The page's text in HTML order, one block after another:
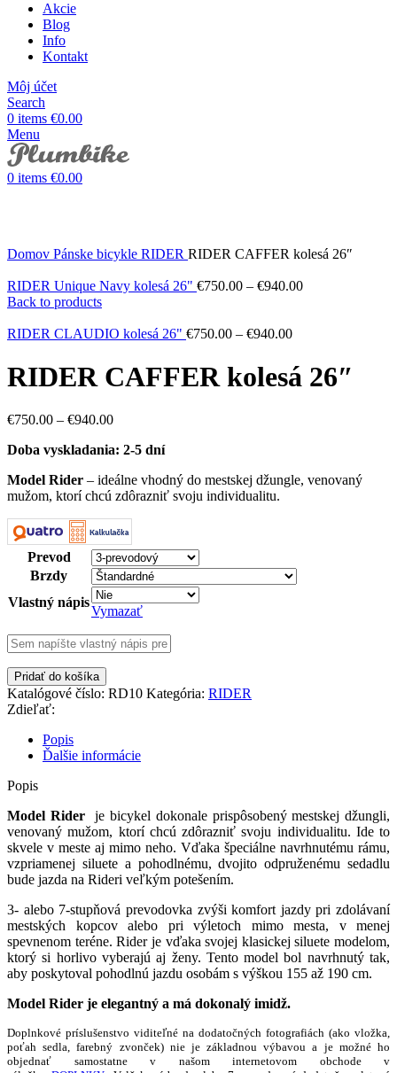
Akcie
Blog
Info
Kontakt
Môj účet
Search
0 items €0.00
Menu
0 items €0.00
Domov Pánske bicykle RIDER RIDER CAFFER kolesá 26″
RIDER Unique Navy kolesá 26" €750.00 – €940.00
Back to products
RIDER CLAUDIO kolesá 26" €750.00 – €940.00
RIDER CAFFER kolesá 26″
€750.00 – €940.00
Doba vyskladania: 2-5 dní
Model Rider – ideálne vhodný do mestskej džungle, venovaný
mužom, ktorí chcú zdôrazniť svoju individualitu.
Prevod
Brzdy
Vlastný nápis
Vymazať
množstvo
RIDER
CAFFER
Pridať do košíka
Katalógové číslo: RD10 Kategória: RIDER
Zdieľať:
Popis
Ďalšie informácie
Popis
Model Riderje bicykel dokonale prispôsobený mestskej džungli,
venovaný mužom, ktorí chcú zdôrazniť svoju individualitu. Ide to
skvele v meste aj mimo neho. Vďaka špeciálne navrhnutému rámu,
vzpriamenej siluete a pohodlnému, dvojito odpruženému sedadlu
bude jazda na Rideri veľkým potešením.
3- alebo 7-stupňová prevodovka zvýši komfort jazdy pri zdolávaní
mestských kopcov alebo pri výletoch mimo mesta, v menej
spevnenom teréne. Rider je vďaka svojej klasickej siluete modelom,
ktorý si horlivo vyberajú aj ženy. Tento model bol navrhnutý tak,
aby poskytoval pohodlnú jazdu osobám s výškou 155 až 190 cm.
Model Rider je elegantný a má dokonalý imidž.
Doplnkové príslušenstvo viditeľné na dodatočných fotografiách (ako vložka,
poťah sedla, farebný zvonček) nie je základnou výbavou a je možné ho
objednať samostatne v našom internetovom obchode v